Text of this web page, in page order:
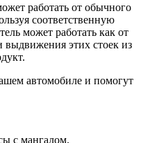
работать от обычного
соответственную
может работать как от
выдвижения этих стоек из
автомобиле и помогут
с мангалом.